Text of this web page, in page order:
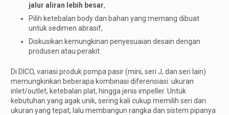
jalur aliran lebih besar,
Pilih ketebalan body dan bahan yang memang dibuat
untuk sedimen abrasif,
Diskusikan kemungkinan penyesuaian desain dengan
produsen atau perakit.
Di DICO, variasi produk pompa pasir (mini, seri J, dan seri lain)
memungkinkan beberapa kombinasi diferensiasi: ukuran
inlet/outlet, ketebalan plat, hingga jenis impeller. Untuk
kebutuhan yang agak unik, sering kali cukup memilih seri dan
ukuran yang tepat, lalu membangun rangka dan sistem pipanya